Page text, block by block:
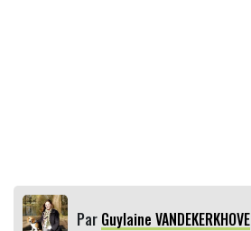
Par Guylaine VANDEKERKHOVE